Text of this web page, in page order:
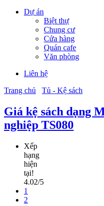
Dự án
Biệt thự
Chung cư
Cửa hàng
Quán cafe
Văn phòng
Liên hệ
Trang chủ
Tủ - Kệ sách
Giá kệ sách dạng
nghiệp TS080
Xếp
hạng
hiện
tại!
4.02/5
1
2